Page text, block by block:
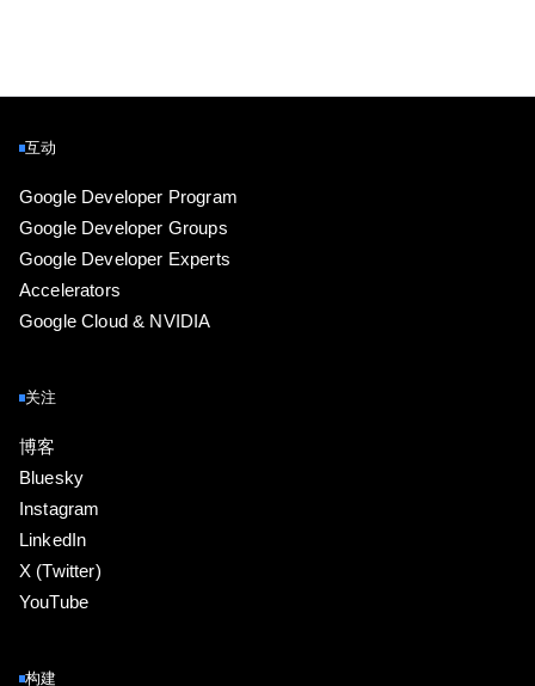
互动
Google Developer Program
Google Developer Groups
Google Developer Experts
Accelerators
Google Cloud & NVIDIA
关注
博客
Bluesky
Instagram
LinkedIn
X (Twitter)
YouTube
构建